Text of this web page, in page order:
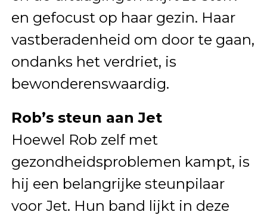
en gefocust op haar gezin. Haar
vastberadenheid om door te gaan,
ondanks het verdriet, is
bewonderenswaardig.
Rob’s steun aan Jet
Hoewel Rob zelf met
gezondheidsproblemen kampt, is
hij een belangrijke steunpilaar
voor Jet. Hun band lijkt in deze